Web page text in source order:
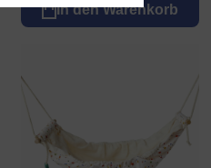
In den Warenkorb